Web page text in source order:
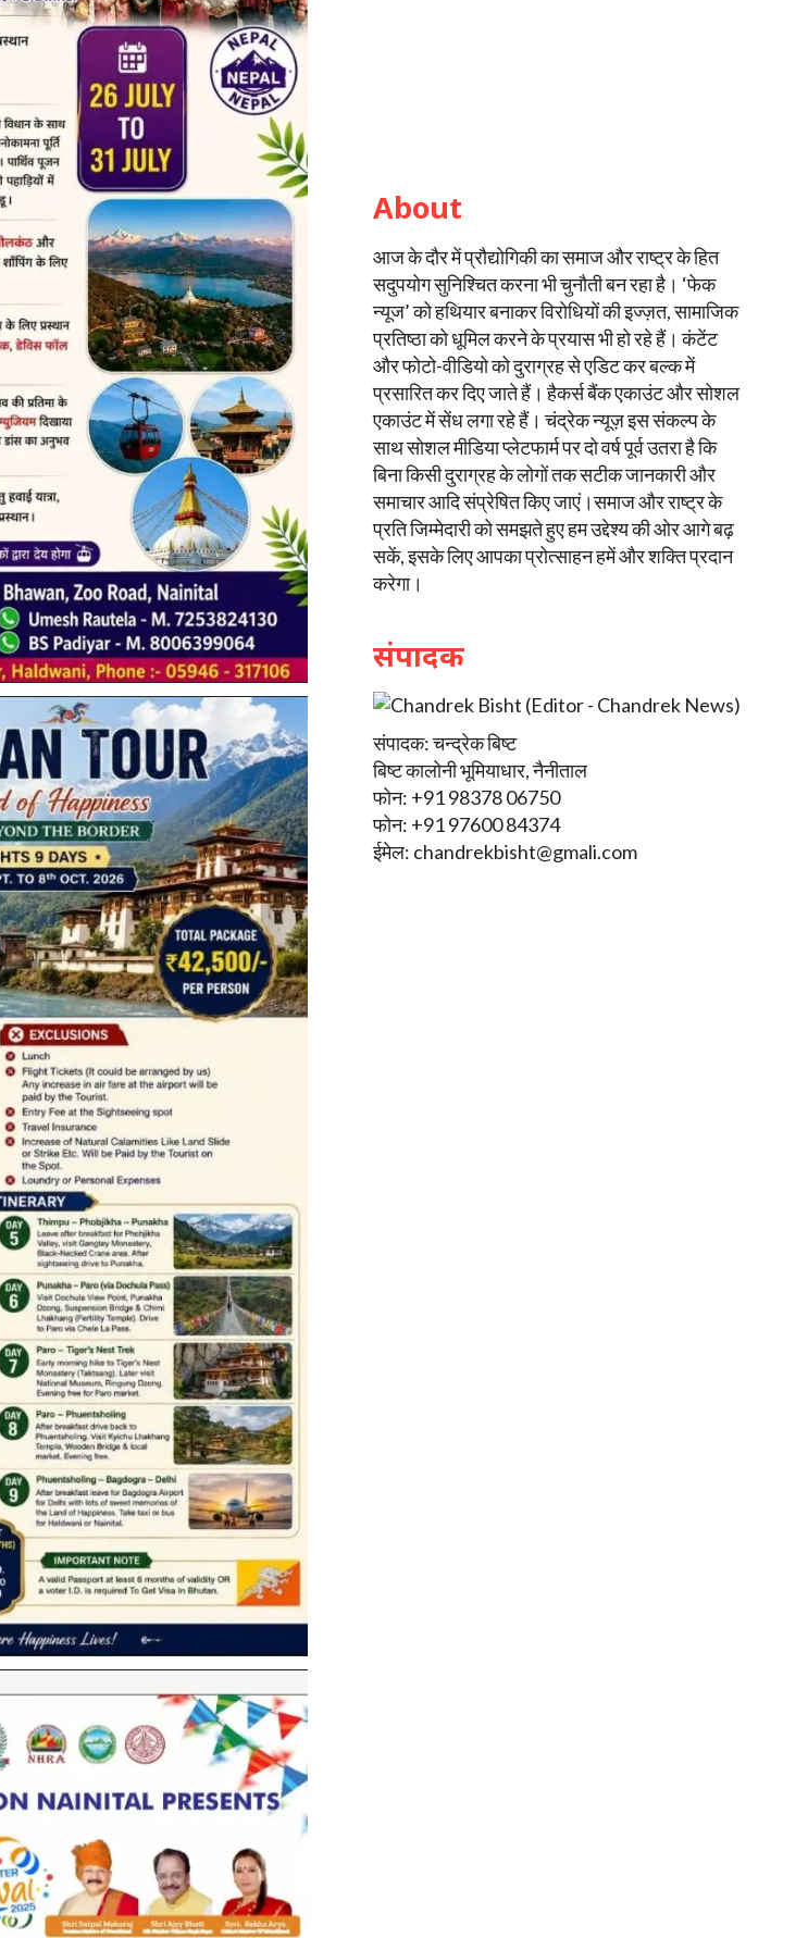
About
आज के दौर में प्रौद्योगिकी का समाज और राष्ट्र के हित
सदुपयोग सुनिश्चित करना भी चुनौती बन रहा है। ‘फेक
न्यूज’ को हथियार बनाकर विरोधियों की इज्ज़त, सामाजिक
प्रतिष्ठा को धूमिल करने के प्रयास भी हो रहे हैं। कंटेंट
और फोटो-वीडियो को दुराग्रह से एडिट कर बल्क में
प्रसारित कर दिए जाते हैं। हैकर्स बैंक एकाउंट और सोशल
एकाउंट में सेंध लगा रहे हैं। चंद्रेक न्यूज़ इस संकल्प के
साथ सोशल मीडिया प्लेटफार्म पर दो वर्ष पूर्व उतरा है कि
बिना किसी दुराग्रह के लोगों तक सटीक जानकारी और
समाचार आदि संप्रेषित किए जाएं।समाज और राष्ट्र के
प्रति जिम्मेदारी को समझते हुए हम उद्देश्य की ओर आगे बढ़
सकें, इसके लिए आपका प्रोत्साहन हमें और शक्ति प्रदान
करेगा।
संपादक
संपादक: चन्द्रेक बिष्ट
बिष्ट कालोनी भूमियाधार, नैनीताल
फोन: +91 98378 06750
फोन: +91 97600 84374
ईमेल: chandrekbisht@gmali.com